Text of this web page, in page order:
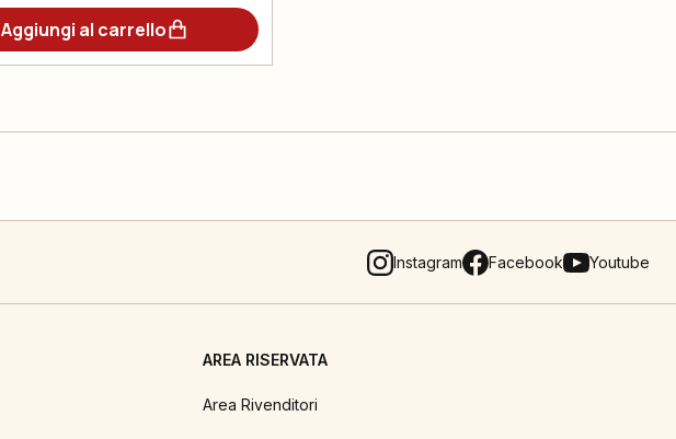
Aggiungi al carrello
Instagram Facebook Youtube
AREA RISERVATA
Area Rivenditori